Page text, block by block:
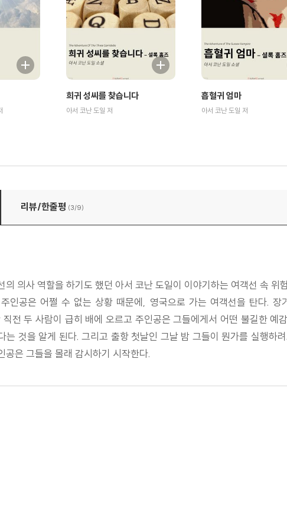
희귀 성씨를 찾습니다
아서 코난 도일 저
흡혈귀 엄마
아서 코난 도일 저
리뷰/한줄평 (3/9)
의 의사 역할을 하기도 했던 아서 코난 도일이 이야기하는 여객선 속 위
인공은 어쩔 수 없는 상황 때문에, 영국으로 가는 여객선을 탄다.
전 두 사람이 급히 배에 오르고 주인공은 그들에게서 어떤 불길한
는 것을 알게 된다. 그리고 출항 첫날인 그날 밤 그들이 뭔가를 실행
공은 그들을 몰래 감시하기 시작한다.